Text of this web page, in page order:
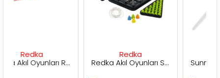
Redka Akıl Oyunları Renk Dedektifi Oyunu
Redka Akıl Oyunları Strateji Üçgeni Oyunu